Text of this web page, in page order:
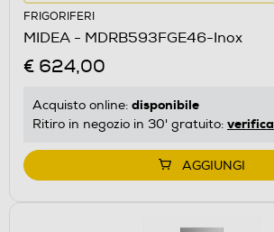
aprirà
il
Calcolatore
risparmio
energetico
di
Youreko.
FRIGORIFERI
MIDEA - MDRB593FGE46-Inox
€ 624,00
Acquisto online: disponibile
Ritiro in negozio in 30' gratuito: verifica
AGGIUNGI